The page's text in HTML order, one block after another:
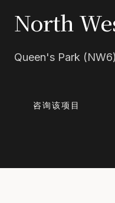
关于我们
North
Queen's Park (NW6)
咨询该项目